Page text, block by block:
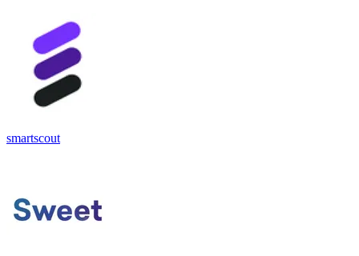
smartscout